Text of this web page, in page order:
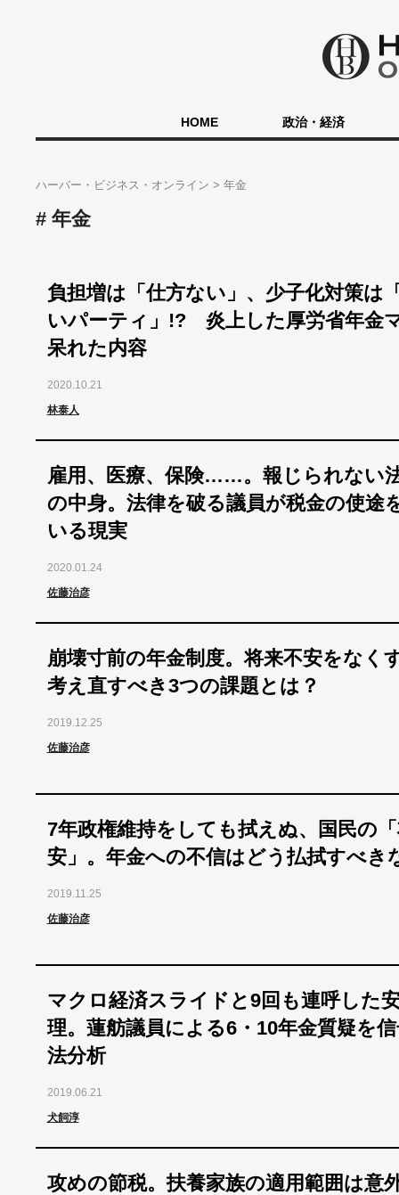
HOME 政治・経済
ハーバー・ビジネス・オンライン 年金
年金
負担増は「仕方ない」、少子化対策は
いパーティ」!? 炎上した厚労省年金
呆れた内容
2020.10.21
林泰人
雇用、医療、保険……。報じられない
の中身。法律を破る議員が税金の使途
いる現実
2020.01.24
佐藤治彦
崩壊寸前の年金制度。将来不安をなく
考え直すべき3つの課題とは？
2019.12.25
佐藤治彦
7年政権維持をしても拭えぬ、国民の
安」。年金への不信はどう払拭すべき
2019.11.25
佐藤治彦
マクロ経済スライドと9回も連呼した
理。蓮舫議員による6・10年金質疑を
法分析
2019.06.21
犬飼淳
攻めの節税。扶養家族の適用範囲は意